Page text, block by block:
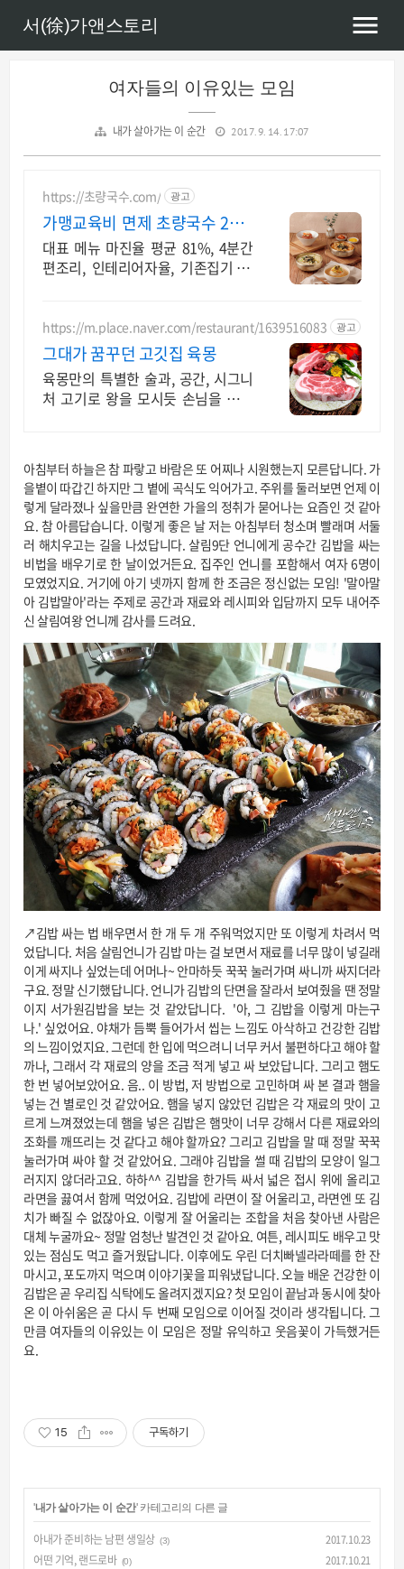
서(徐)가앤스토리
여자들의 이유있는 모임
내가 살아가는 이 순간 2017. 9. 14. 17:07
https://초량국수.com/ 광고
가맹교육비 면제 초량국수 20호
점까지 가맹교육비 면제
대표 메뉴 마진율 평균 81%, 4분간
편조리, 인테리어자율, 기존집기 사
https://m.place.naver.com/restaurant/1639516083 광고
그대가 꿈꾸던 고깃집 육몽
육몽만의 특별한 술과, 공간, 시그니
처 고기로 왕을 모시듯 손님을 대접
아침부터 하늘은 참 파랗고 바람은 또 어찌나 시원했는지 모른답니다. 가
을볕이 따갑긴 하지만 그 볕에 곡식도 익어가고. 주위를 둘러보면 언제 이
렇게 달라졌나 싶을만큼 완연한 가을의 정취가 묻어나는 요즘인 것 같아
요. 참 아름답습니다. 이렇게 좋은 날 저는 아침부터 청소며 빨래며 서둘
러 해치우고는 길을 나섰답니다. 살림9단 언니에게 공수간 김밥을 싸는
비법을 배우기로 한 날이었거든요. 집주인 언니를 포함해서 여자 6명이
모였었지요. 거기에 아기 넷까지 함께 한 조금은 정신없는 모임! '말아말
아 김밥말아'라는 주제로 공간과 재료와 레시피와 입담까지 모두 내어주
신 살림여왕 언니께 감사를 드려요.
↗김밥 싸는 법 배우면서 한 개 두 개 주워먹었지만 또 이렇게 차려서 먹
었답니다. 처음 살림언니가 김밥 마는 걸 보면서 재료를 너무 많이 넣길래
이게 싸지나 싶었는데 어머나~ 안마하듯 꾹꾹 눌러가며 싸니까 싸지더라
구요. 정말 신기했답니다. 언니가 김밥의 단면을 잘라서 보여줬을 땐 정말
이지 서가원김밥을 보는 것 같았답니다. '아, 그 김밥을 이렇게 마는구
나.' 싶었어요. 야채가 듬뿍 들어가서 씹는 느낌도 아삭하고 건강한 김밥
의 느낌이었지요. 그런데 한 입에 먹으려니 너무 커서 불편하다고 해야 할
까나, 그래서 각 재료의 양을 조금 적게 넣고 싸 보았답니다. 그리고 햄도
한 번 넣어보았어요. 음.. 이 방법, 저 방법으로 고민하며 싸 본 결과 햄을
넣는 건 별로인 것 같았어요. 햄을 넣지 않았던 김밥은 각 재료의 맛이 고
르게 느껴졌었는데 햄을 넣은 김밥은 햄맛이 너무 강해서 다른 재료와의
조화를 깨뜨리는 것 같다고 해야 할까요? 그리고 김밥을 말 때 정말 꾹꾹
눌러가며 싸야 할 것 같았어요. 그래야 김밥을 썰 때 김밥의 모양이 일그
러지지 않더라고요. 하하^^ 김밥을 한가득 싸서 넓은 접시 위에 올리고
라면을 끓여서 함께 먹었어요. 김밥에 라면이 잘 어울리고, 라면엔 또 김
치가 빠질 수 없잖아요. 이렇게 잘 어울리는 조합을 처음 찾아낸 사람은
대체 누굴까요~ 정말 엄청난 발견인 것 같아요. 여튼, 레시피도 배우고 맛
있는 점심도 먹고 즐거웠답니다. 이후에도 우린 더치빠넬라라떼를 한 잔
마시고, 포도까지 먹으며 이야기꽃을 피워냈답니다. 오늘 배운 건강한 이
김밥은 곧 우리집 식탁에도 올려지겠지요? 첫 모임이 끝남과 동시에 찾아
온 이 아쉬움은 곧 다시 두 번째 모임으로 이어질 것이라 생각됩니다. 그
만큼 여자들의 이유있는 이 모임은 정말 유익하고 웃음꽃이 가득했거든
요.
15 구독하기
'내가 살아가는 이 순간' 카테고리의 다른 글
아내가 준비하는 남편 생일상 (3) 2017.10.23
어떤 기억, 랜드로바 (0) 2017.10.21